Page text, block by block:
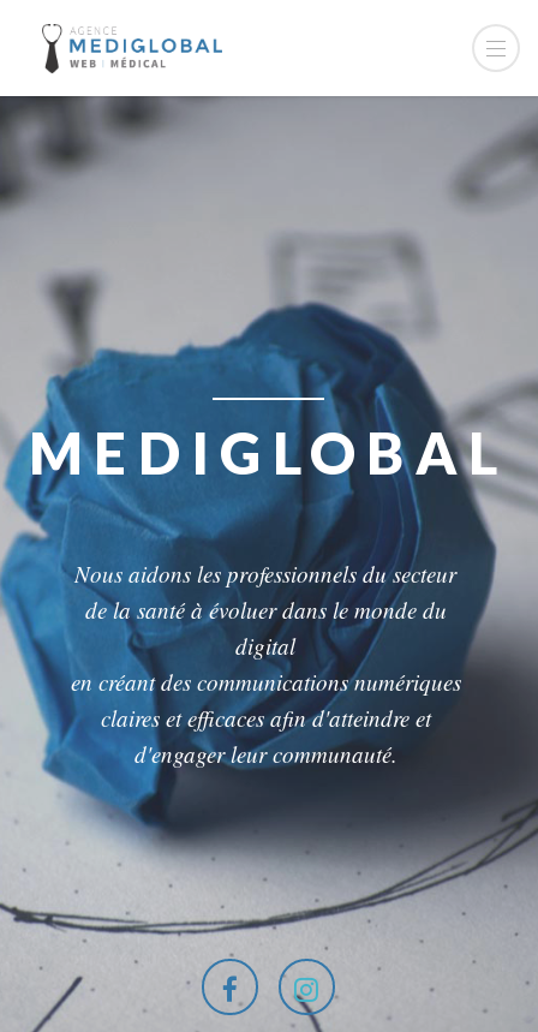
MEDIGLOBAL
Nous aidons les professionnels du secteur
de la santé à évoluer dans le monde du
digital
en créant des communications numériques
claires et efficaces afin d'atteindre et
d'engager leur communauté.